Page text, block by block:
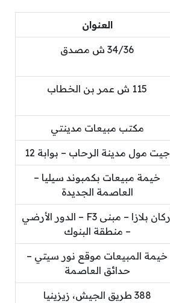
العنوان
34/36 ش مصدق
115 ش عمر بن الخطاب
مكتب مبيعات مدينتي
جيت مول مدينة الرحاب – بوابة 12
خيمة مبيعات بكمبوند سيليا –
العاصمة الجديدة
أركان بلازا – مبنى F3 – الدور الأرضي
– منطقة البنوك
خيمة المبيعات موقع نور سيتي –
حدائق العاصمة
388 طريق الجيش، زيزينيا